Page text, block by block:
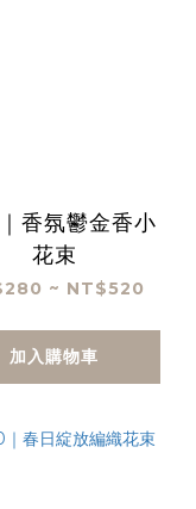
香氛鬱金香小
花束
~ NT$520
加入購物車